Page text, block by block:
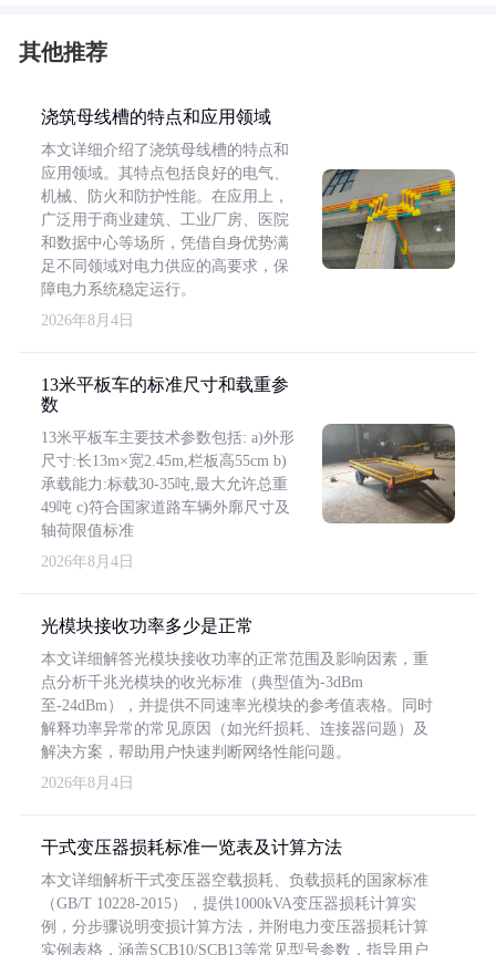
其他推荐
浇筑母线槽的特点和应用领域
本文详细介绍了浇筑母线槽的特点和
应用领域。其特点包括良好的电气、
机械、防火和防护性能。在应用上，
广泛用于商业建筑、工业厂房、医院
和数据中心等场所，凭借自身优势满
足不同领域对电力供应的高要求，保
障电力系统稳定运行。
2026年8月4日
13米平板车的标准尺寸和载重参
数
13米平板车主要技术参数包括: a)外形
尺寸:长13m×宽2.45m,栏板高55cm b)
承载能力:标载30-35吨,最大允许总重
49吨 c)符合国家道路车辆外廓尺寸及
轴荷限值标准
2026年8月4日
光模块接收功率多少是正常
本文详细解答光模块接收功率的正常范围及影响因素，重
点分析千兆光模块的收光标准（典型值为-3dBm
至-24dBm），并提供不同速率光模块的参考值表格。同时
解释功率异常的常见原因（如光纤损耗、连接器问题）及
解决方案，帮助用户快速判断网络性能问题。
2026年8月4日
干式变压器损耗标准一览表及计算方法
本文详细解析干式变压器空载损耗、负载损耗的国家标准
（GB/T 10228-2015），提供1000kVA变压器损耗计算实
例，分步骤说明变损计算方法，并附电力变压器损耗计算
实例表格，涵盖SCB10/SCB13等常见型号参数，指导用户